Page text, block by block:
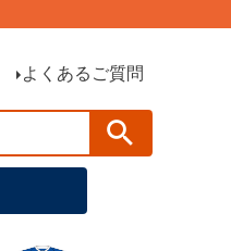
よくあるご質問